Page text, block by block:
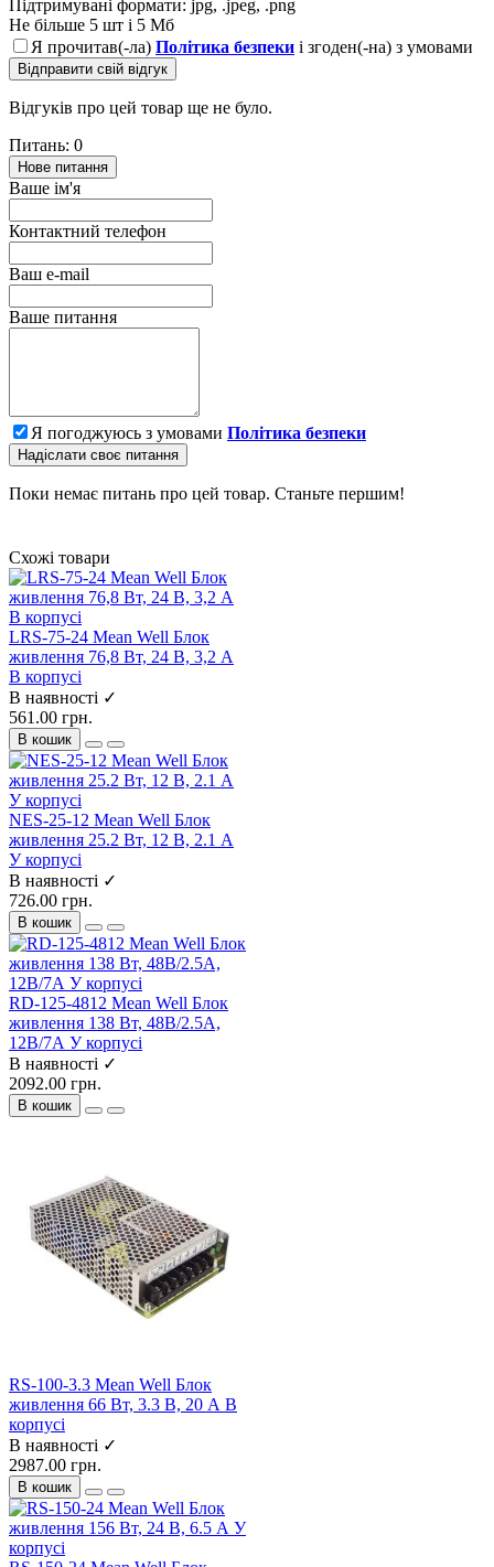
Підтримувані формати: jpg, .jpeg, .png
Не більше 5 шт і 5 Мб
Я прочитав(-ла) Політика безпеки і згоден(-на) з умовами
Відправити свій відгук
Відгуків про цей товар ще не було.
Питань: 0
Нове питання
Ваше ім'я
Контактний телефон
Ваш e-mail
Ваше питання
Я погоджуюсь з умовами Політика безпеки
Надіслати своє питання
Поки немає питань про цей товар. Станьте першим!
Схожі товари
LRS-75-24 Mean Well Блок
живлення 76,8 Вт, 24 В, 3,2 А
В корпусі
В наявності ✓
561.00 грн.
В кошик
NES-25-12 Mean Well Блок
живлення 25.2 Вт, 12 В, 2.1 А
У корпусі
В наявності ✓
726.00 грн.
В кошик
RD-125-4812 Mean Well Блок
живлення 138 Вт, 48В/2.5A,
12В/7А У корпусі
В наявності ✓
2092.00 грн.
В кошик
RS-100-3.3 Mean Well Блок
живлення 66 Вт, 3.3 В, 20 А В
корпусі
В наявності ✓
2987.00 грн.
В кошик